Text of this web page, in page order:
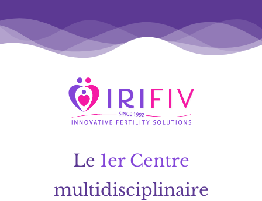
Le 1er Centre
multidisciplinaire